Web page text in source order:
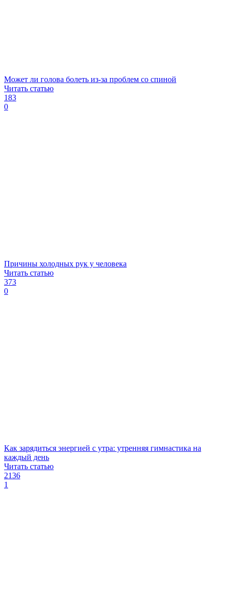
Может ли голова болеть из-за проблем со спиной
Читать статью
183
0
Причины холодных рук у человека
Читать статью
373
0
Как зарядиться энергией с утра: утренняя гимнастика на
каждый день
Читать статью
2136
1